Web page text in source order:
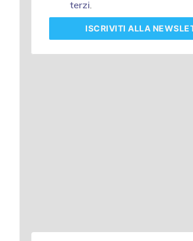
terzi.
ISCRIVITIALLA